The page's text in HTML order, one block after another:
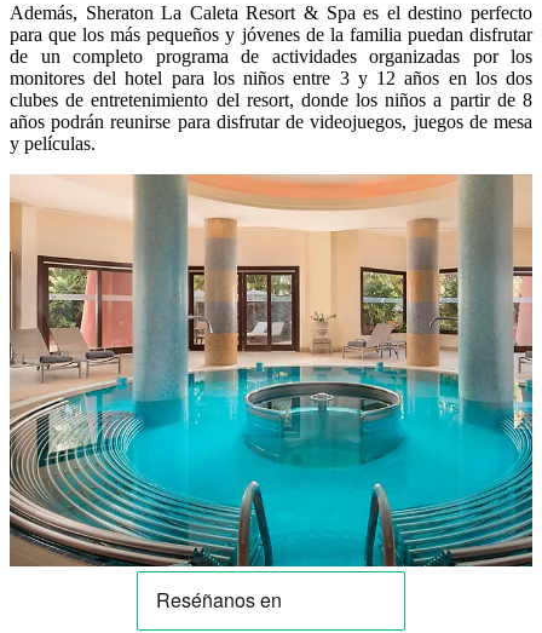
Además, Sheraton La Caleta Resort & Spa es el destino perfecto
para que los más pequeños y jóvenes de la familia puedan disfrutar
de un completo programa de actividades organizadas por los
monitores del hotel para los niños entre 3 y 12 años en los dos
clubes de entretenimiento del resort, donde los niños a partir de 8
años podrán reunirse para disfrutar de videojuegos, juegos de mesa
y películas.